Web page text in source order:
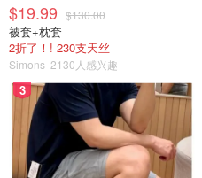
$19.99 $130.00
被套+枕套
2折了！! 230支天丝
Simons 2130人感兴趣
3